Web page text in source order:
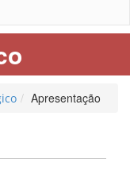
Apresentação